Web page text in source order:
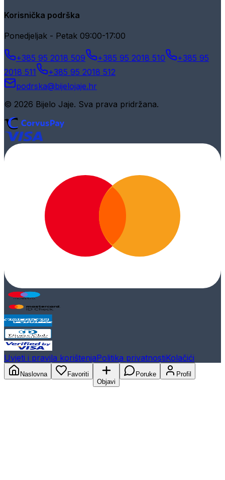
Korisnička podrška
Ponedjeljak - Petak 09:00-17:00
+385 95 2018 509 +385 95 2018 510
+385 95
2018 511
+385 95 2018 512
podrska@bijelojaje.hr
© 2026 Bijelo Jaje. Sva prava pridržana.
Uvjeti i pravila korištenjaPolitika privatnostiKolačići
Naslovna
Favoriti
Objavi
Poruke Profil